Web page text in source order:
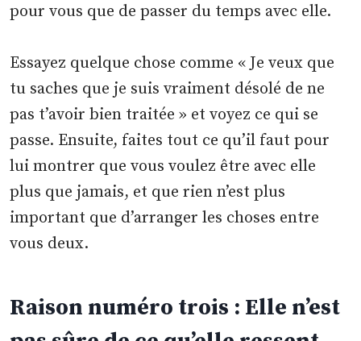
pour vous que de passer du temps avec elle.
Essayez quelque chose comme « Je veux que
tu saches que je suis vraiment désolé de ne
pas t’avoir bien traitée » et voyez ce qui se
passe. Ensuite, faites tout ce qu’il faut pour
lui montrer que vous voulez être avec elle
plus que jamais, et que rien n’est plus
important que d’arranger les choses entre
vous deux.
Raison numéro trois : Elle n’est